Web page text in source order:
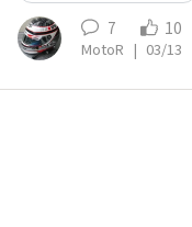
7 10
MotoR | 03/13